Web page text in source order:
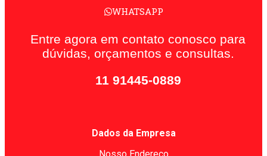
WHATSAPP
Entre agora em contato conosco para
dúvidas, orçamentos e consultas.
11 91445-0889
Dados da Empresa